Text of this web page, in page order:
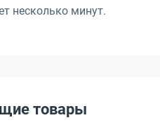
несколько минут.
товары